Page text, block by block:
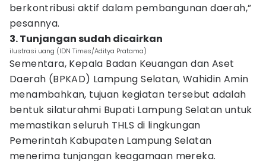
berkontribusi aktif dalam pembangunan daerah,”
pesannya.
3. Tunjangan sudah dicairkan
ilustrasi uang (IDN Times/Aditya Pratama)
Sementara, Kepala Badan Keuangan dan Aset
Daerah (BPKAD) Lampung Selatan, Wahidin Amin
menambahkan, tujuan kegiatan tersebut adalah
bentuk silaturahmi Bupati Lampung Selatan untuk
memastikan seluruh THLS di lingkungan
Pemerintah Kabupaten Lampung Selatan
menerima tunjangan keagamaan mereka.